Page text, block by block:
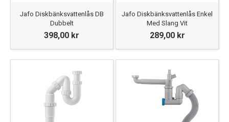
Jafo Diskbänksvattenlås DB
Dubbelt
398,00 kr
Jafo Diskbänksvattenlås Enkel
Med Slang Vit
289,00 kr